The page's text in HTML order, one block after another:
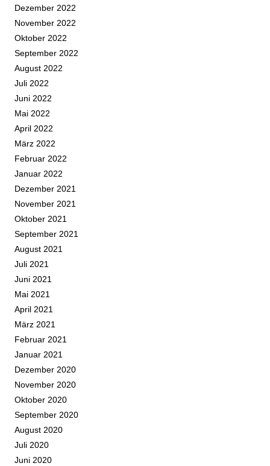
Dezember 2022
November 2022
Oktober 2022
September 2022
August 2022
Juli 2022
Juni 2022
Mai 2022
April 2022
März 2022
Februar 2022
Januar 2022
Dezember 2021
November 2021
Oktober 2021
September 2021
August 2021
Juli 2021
Juni 2021
Mai 2021
April 2021
März 2021
Februar 2021
Januar 2021
Dezember 2020
November 2020
Oktober 2020
September 2020
August 2020
Juli 2020
Juni 2020